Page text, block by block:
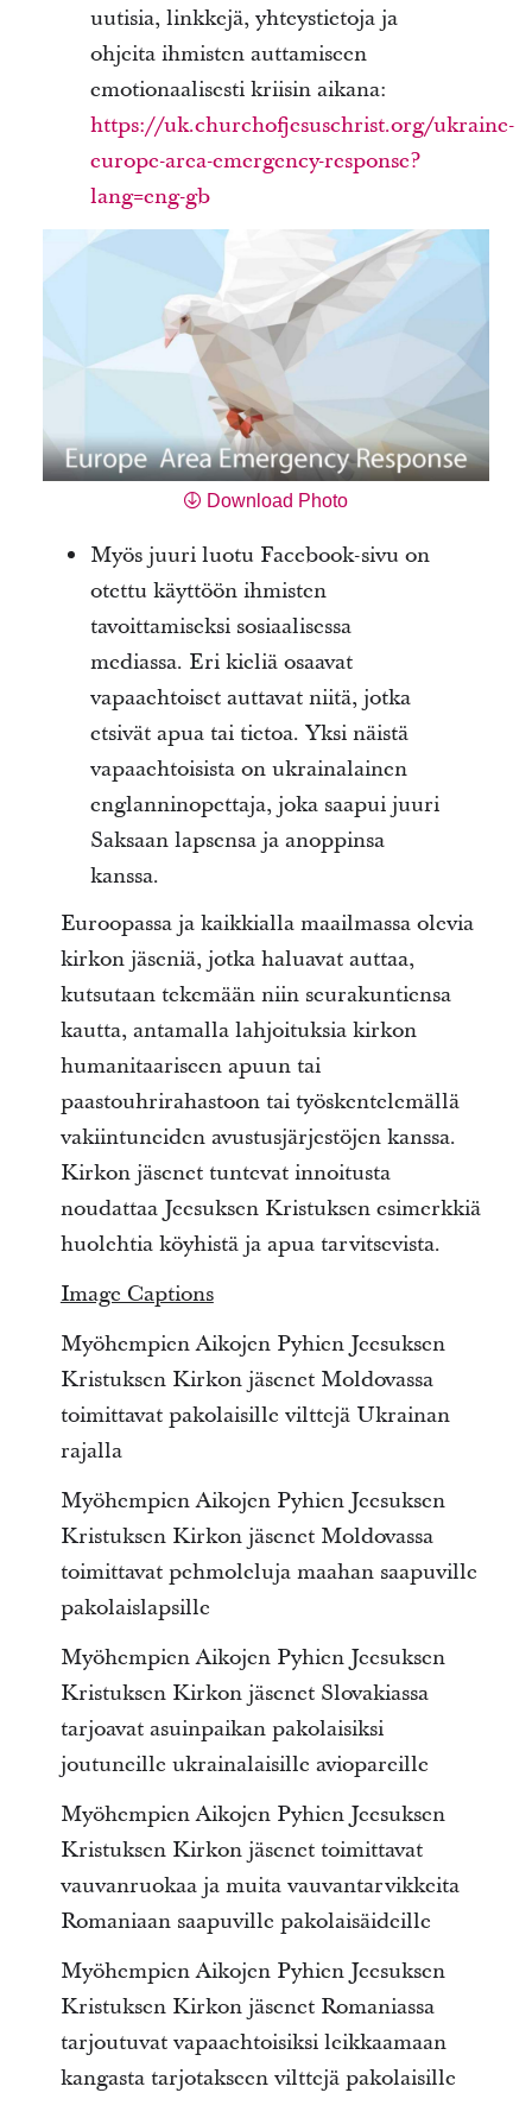
uutisia, linkkejä, yhteystietoja ja
ohjeita ihmisten auttamiseen
emotionaalisesti kriisin aikana:
https://uk.churchofjesuschrist.org/ukraine-
europe-area-emergency-response?
lang=eng-gb
Download Photo
Myös juuri luotu Facebook-sivu on
otettu käyttöön ihmisten
tavoittamiseksi sosiaalisessa
mediassa. Eri kieliä osaavat
vapaaehtoiset auttavat niitä, jotka
etsivät apua tai tietoa. Yksi näistä
vapaaehtoisista on ukrainalainen
englanninopettaja, joka saapui juuri
Saksaan lapsensa ja anoppinsa
kanssa.
Euroopassa ja kaikkialla maailmassa olevia
kirkon jäseniä, jotka haluavat auttaa,
kutsutaan tekemään niin seurakuntiensa
kautta, antamalla lahjoituksia kirkon
humanitaariseen apuun tai
paastouhrirahastoon tai työskentelemällä
vakiintuneiden avustusjärjestöjen kanssa.
Kirkon jäsenet tuntevat innoitusta
noudattaa Jeesuksen Kristuksen esimerkkiä
huolehtia köyhistä ja apua tarvitsevista.
Image Captions
Myöhempien Aikojen Pyhien Jeesuksen
Kristuksen Kirkon jäsenet Moldovassa
toimittavat pakolaisille vilttejä Ukrainan
rajalla
Myöhempien Aikojen Pyhien Jeesuksen
Kristuksen Kirkon jäsenet Moldovassa
toimittavat pehmoleluja maahan saapuville
pakolaislapsille
Myöhempien Aikojen Pyhien Jeesuksen
Kristuksen Kirkon jäsenet Slovakiassa
tarjoavat asuinpaikan pakolaisiksi
joutuneille ukrainalaisille aviopareille
Myöhempien Aikojen Pyhien Jeesuksen
Kristuksen Kirkon jäsenet toimittavat
vauvanruokaa ja muita vauvantarvikkeita
Romaniaan saapuville pakolaisäideille
Myöhempien Aikojen Pyhien Jeesuksen
Kristuksen Kirkon jäsenet Romaniassa
tarjoutuvat vapaaehtoisiksi leikkaamaan
kangasta tarjotakseen vilttejä pakolaisille